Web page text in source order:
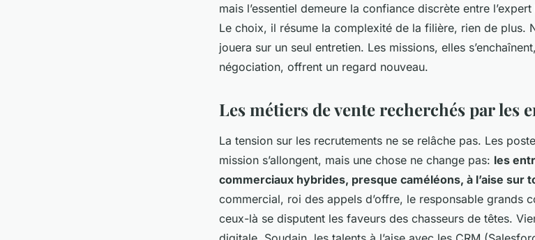
mais l’essentiel demeure la confiance discrète entre
Le choix, il résume la complexité de la filière, rien de plus.
jouera sur un seul entretien. Les missions, elles
négociation, offrent un regard nouveau.
Les métiers de vente recherchés par les
La tension sur les recrutements ne se relâche pas. Les
mission s’allongent, mais une chose ne change pas: les
commerciaux hybrides, presque caméléons, à l’aise sur
commercial, roi des appels d’offre, le responsable grands
ceux-là se disputent les faveurs des chasseurs de têtes.